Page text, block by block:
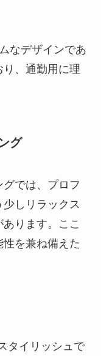
なデザインであ
り、通勤用に理
グ
では、プロフ
しリラックス
ります。ここ
を兼ね備えた
タイリッシュで